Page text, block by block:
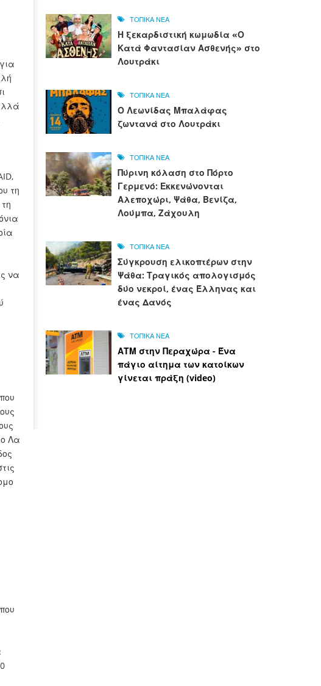
τη
να
Λα
ΤΟΠΙΚΑ ΝΕΑ
Η ξεκαρδιστική κωμωδία «Ο
Κατά Φαντασίαν Ασθενής» στο
Λουτράκι
ΤΟΠΙΚΑ ΝΕΑ
Ο Λεωνίδας Μπαλάφας
ζωντανά στο Λουτράκι
ΤΟΠΙΚΑ ΝΕΑ
Πύρινη κόλαση στο Πόρτο
Γερμενό: Εκκενώνονται
Αλεποχώρι, Ψάθα, Βενίζα,
Λούμπα, Ζάχουλη
ΤΟΠΙΚΑ ΝΕΑ
Σύγκρουση ελικοπτέρων στην
Ψάθα: Τραγικός απολογισμός
δύο νεκροί, ένας Έλληνας και
ένας Δανός
ΤΟΠΙΚΑ ΝΕΑ
ΑΤΜ στην Περαχώρα - Ένα
πάγιο αίτημα των κατοίκων
γίνεται πράξη (video)